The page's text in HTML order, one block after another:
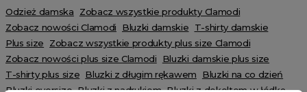
Odzież damska
Zobacz wszystkie produkty Clamodi
Zobacz nowości Clamodi
Bluzki damskie
T-shirty damskie
Plus size
Zobacz wszystkie produkty plus size Clamodi
Zobacz nowości plus size Clamodi
Bluzki damskie plus size
T-shirty plus size Bluzki z długim rękawem
Bluzki na co dzień